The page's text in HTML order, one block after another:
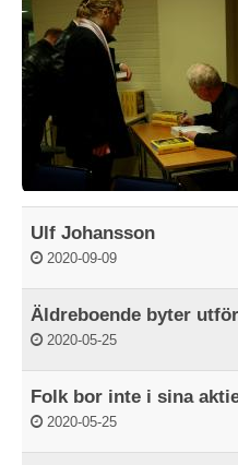
Ulf Johansson
2020-09-09
Äldreboende byter
2020-05-25
Folk bor inte i sina
2020-05-25